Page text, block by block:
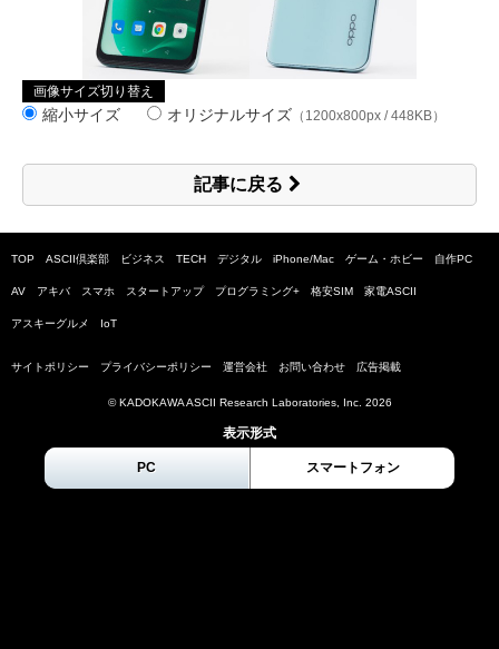
画像サイズ切り替え
縮小サイズ オリジナルサイズ （1200x800px / 448KB）
記事に戻る
TOP ASCII倶楽部 ビジネス TECH デジタル iPhone/Mac ゲーム・ホビー 自作PC
AV アキバ スマホ スタートアップ プログラミング+ 格安SIM 家電ASCII
アスキーグルメ IoT
サイトポリシー プライバシーポリシー 運営会社 お問い合わせ 広告掲載
© KADOKAWA ASCII Research Laboratories, Inc. 2026
表示形式
PC スマートフォン